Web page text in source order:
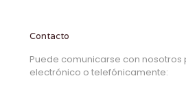
Contacto
Puede comunicarse con nosotros
electrónico o telefónicamente: